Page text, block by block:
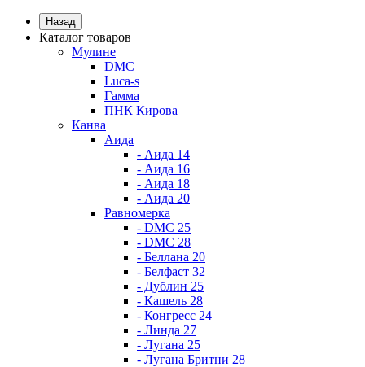
Назад
Каталог товаров
Мулине
DMC
Luca-s
Гамма
ПНК Кирова
Канва
Аида
- Аида 14
- Аида 16
- Аида 18
- Аида 20
Равномерка
- DMC 25
- DMC 28
- Беллана 20
- Белфаст 32
- Дублин 25
- Кашель 28
- Конгресс 24
- Линда 27
- Лугана 25
- Лугана Бритни 28